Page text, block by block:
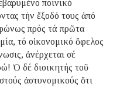
ποινικό
τήν ἔξοδό τους ἀπό
πρός τά πρῶτα
τό οἰκονομικό ὄφελος
ἀνέρχεται σέ
Ὁ δέ διοικητής τοῦ
ἀστυνομικούς ὅτι